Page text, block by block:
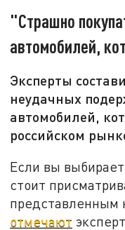
"Страшно
автомобилей,
Эксперты
неудачных
автомобилей,
российском
Если вы
стоит
представленным
отмечают